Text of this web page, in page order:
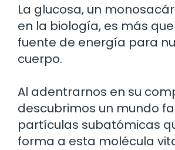
La glucosa, un
en la biología, es más
fuente de energía para
cuerpo.
Al adentrarnos en su
descubrimos un mundo
partículas subatómicas
forma a esta molécula